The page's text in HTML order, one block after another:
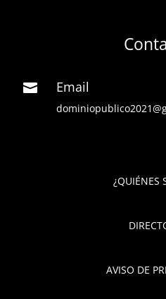
 Email
¿QUIÉNES
AVISO DE